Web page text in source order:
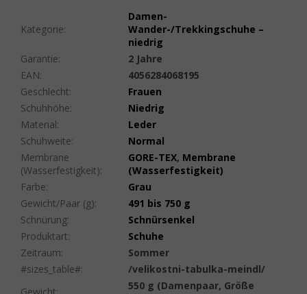
Kategorie:
Damen-
Wander-/Trekkingschuhe –
niedrig
Garantie:
2 Jahre
EAN:
4056284068195
Geschlecht:
Frauen
Schuhhöhe:
Niedrig
Material:
Leder
Schuhweite:
Normal
Membrane
(Wasserfestigkeit):
GORE-TEX, Membrane
(Wasserfestigkeit)
Farbe:
Grau
Gewicht/Paar (g):
491 bis 750 g
Schnürung:
Schnürsenkel
Produktart:
Schuhe
Zeitraum:
Sommer
#sizes_table#:
/velikostni-tabulka-meindl/
550 g (Damenpaar, Größe